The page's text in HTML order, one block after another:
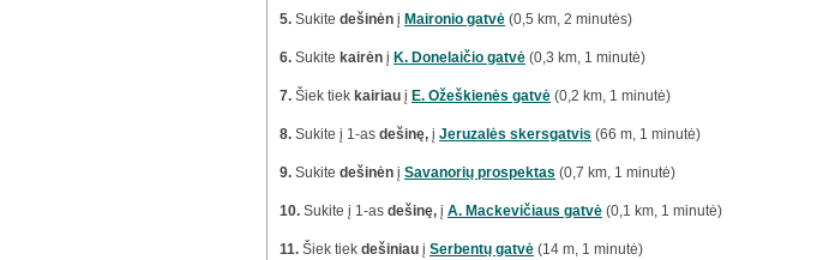
5. Sukite dešinėn į Maironio gatvė (0,5 km, 2 minutės)
6. Sukite kairėn į K. Donelaičio gatvė (0,3 km, 1 minutė)
7. Šiek tiek kairiau į E. Ožeškienės gatvė (0,2 km, 1 minutė)
8. Sukite į 1-as dešinę, į Jeruzalės skersgatvis (66 m, 1 minutė)
9. Sukite dešinėn į Savanorių prospektas (0,7 km, 1 minutė)
10. Sukite į 1-as dešinę, į A. Mackevičiaus gatvė (0,1 km, 1 minutė)
11. Šiek tiek dešiniau į Serbentų gatvė (14 m, 1 minutė)